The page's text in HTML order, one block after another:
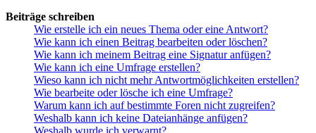
Beiträge schreiben
Wie erstelle ich ein neues Thema oder eine Antwort?
Wie kann ich einen Beitrag bearbeiten oder löschen?
Wie kann ich meinem Beitrag eine Signatur anfügen?
Wie kann ich eine Umfrage erstellen?
Wieso kann ich nicht mehr Antwortmöglichkeiten erstellen?
Wie bearbeite oder lösche ich eine Umfrage?
Warum kann ich auf bestimmte Foren nicht zugreifen?
Weshalb kann ich keine Dateianhänge anfügen?